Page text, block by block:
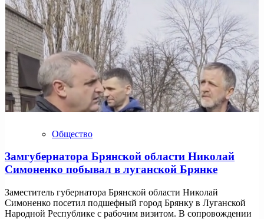
Общество
Замгубернатора Брянской области Николай
Симоненко побывал в луганской Брянке
Заместитель губернатора Брянской области Николай
Симоненко посетил подшефный город Брянку в Луганской
Народной Республике с рабочим визитом. В сопровождении